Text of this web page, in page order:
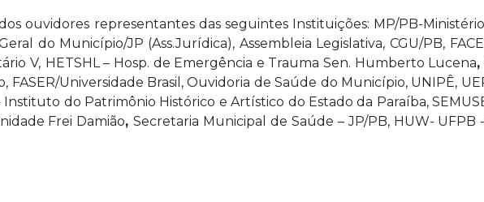
ouvidores representantes das seguintes Instituições: MP/PB-
do Município/JP (Ass.Jurídica), Assembleia Legislativa, CGU/PB,
V, HETSHL – Hosp. de Emergência e Trauma Sen. Humberto Lucena,
FASER/Universidade Brasil,Ouvidoria de Saúde do Município, UNIPÊ,
Instituto do Patrimônio Histórico e Artístico do Estado da Paraíba,
Frei Damião,Secretaria Municipal de Saúde – JP/PB, HUW- UFPB